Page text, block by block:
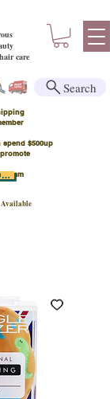
care
$500up
LEARN MORE
Search